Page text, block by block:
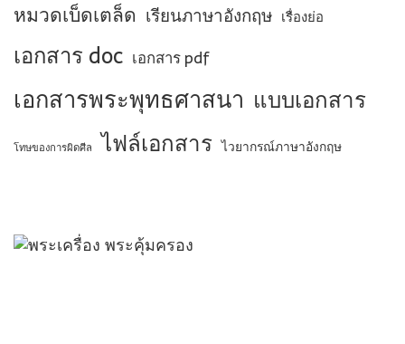
หมวดเบ็ดเตล็ด เรียนภาษาอังกฤษ เรื่องย่อ
เอกสาร doc เอกสาร pdf
เอกสารพระพุทธศาสนา แบบเอกสาร
โทษของการผิดศีล ไฟล์เอกสาร ไวยากรณ์ภาษาอังกฤษ